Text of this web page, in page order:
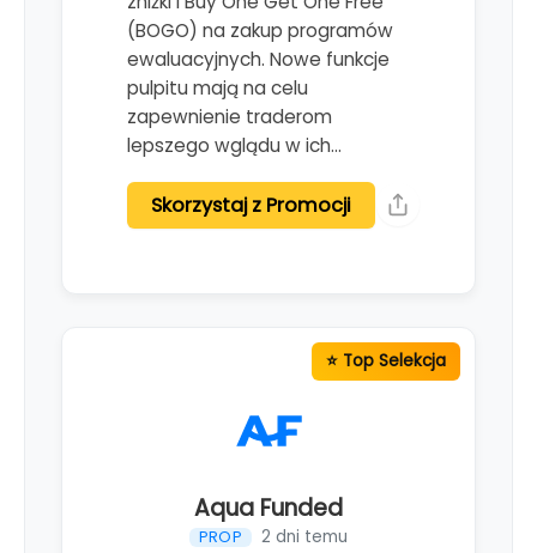
(BOGO) na zakup programów
ewaluacyjnych. Nowe funkcje
pulpitu mają na celu
zapewnienie traderom
lepszego wglądu w ich…
Skorzystaj z Promocji
Aqua Funded
PROP 2 dni temu